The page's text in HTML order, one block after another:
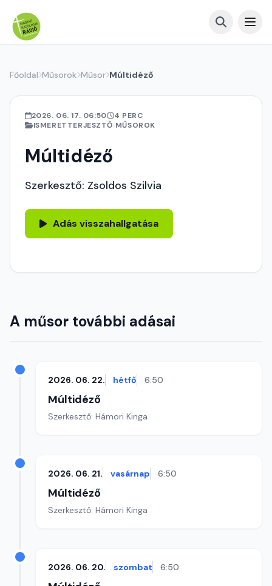
Főoldal Műsorok Műsor Múltidéző
2026. 06. 17. 06:50
4 PERC
ISMERETTERJESZTŐ MŰSOROK
Múltidéző
Szerkesztő: Zsoldos Szilvia
Adás visszahallgatása
A műsor további adásai
2026. 06. 22. hétfő 6:50
Múltidéző
Szerkesztő: Hámori Kinga
2026. 06. 21. vasárnap 6:50
Múltidéző
Szerkesztő: Hámori Kinga
2026. 06. 20. szombat 6:50